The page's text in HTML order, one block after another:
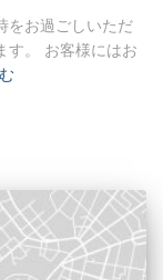
をお過ごしいただ
す。 お客様にはお